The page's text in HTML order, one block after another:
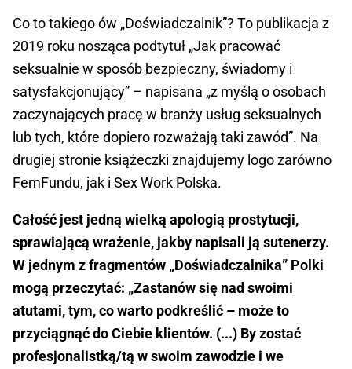
Co to takiego ów „Doświadczalnik”? To publikacja z
2019 roku nosząca podtytuł „Jak pracować
seksualnie w sposób bezpieczny, świadomy i
satysfakcjonujący” – napisana „z myślą o osobach
zaczynających pracę w branży usług seksualnych
lub tych, które dopiero rozważają taki zawód”. Na
drugiej stronie książeczki znajdujemy logo zarówno
FemFundu, jak i Sex Work Polska.
Całość jest jedną wielką apologią prostytucji,
sprawiającą wrażenie, jakby napisali ją sutenerzy.
W jednym z fragmentów „Doświadczalnika” Polki
mogą przeczytać: „Zastanów się nad swoimi
atutami, tym, co warto podkreślić – może to
przyciągnąć do Ciebie klientów. (...) By zostać
profesjonalistką/tą w swoim zawodzie i we